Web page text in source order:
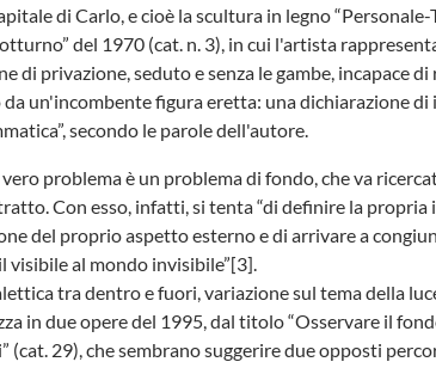
di Carlo, e cioè la scultura in legno
del 1970 (cat. n. 3), in cui l'artista
di privazione, seduto e senza le gambe, incapace di
un'incombente figura eretta: una dichiarazione di
secondo le parole dell'autore.
problema è un problema di fondo, che va
Con esso, infatti, si tenta “di definire la propria
del proprio aspetto esterno e di arrivare a
visibile al mondo invisibile”[3].
tra dentro e fuori, variazione sul tema della
in due opere del 1995, dal titolo “Osservare il
(cat. 29), che sembrano suggerire due opposti